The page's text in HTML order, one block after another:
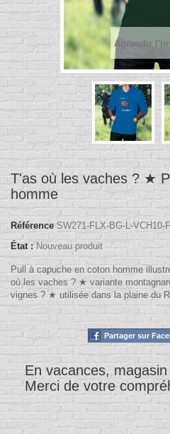
Agrandir
T'as où les vaches ? ★
homme
Référence SW271-FLX-BG-L-VCH10-F
État : Nouveau produit
Pull à capuche en coton homme
où les vaches ? ★ variante
vignes ? ★ utilisée dans la plaine du
Partager sur
En vacances,
Merci de votre